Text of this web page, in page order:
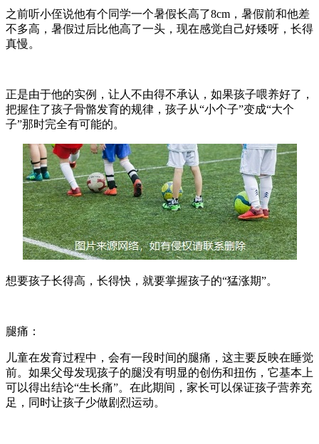
之前听小侄说他有个同学一个暑假长高了8cm，暑假前和他差
不多高，暑假过后比他高了一头，现在感觉自己好矮呀，长得
真慢。
正是由于他的实例，让人不由得不承认，如果孩子喂养好了，
把握住了孩子骨骼发育的规律，孩子从“小个子”变成“大个
子”那时完全有可能的。
想要孩子长得高，长得快，就要掌握孩子的“猛涨期”。
腿痛：
儿童在发育过程中，会有一段时间的腿痛，这主要反映在睡觉
前。如果父母发现孩子的腿没有明显的创伤和扭伤，它基本上
可以得出结论“生长痛”。在此期间，家长可以保证孩子营养充
足，同时让孩子少做剧烈运动。